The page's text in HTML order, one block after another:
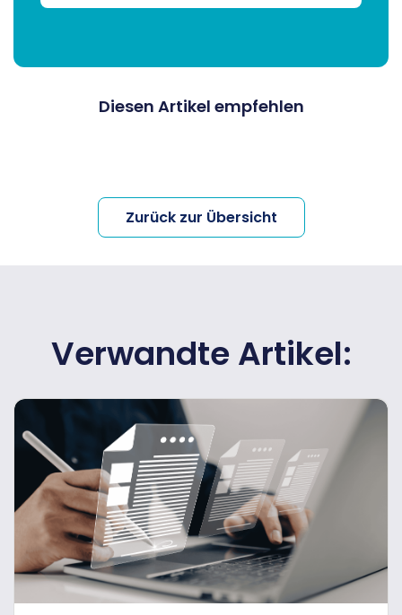
Diesen Artikel empfehlen
Zurück zur Übersicht
Verwandte Artikel: